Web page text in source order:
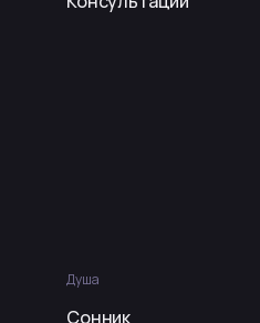
Душа
Сонник